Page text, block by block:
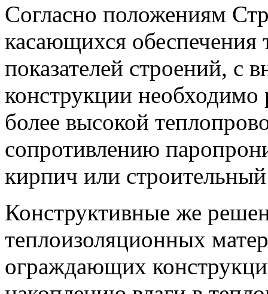
Согласно положениям
касающихся
показателей строений, с
конструкции необходимо
более высокой
сопротивлению
кирпич или
Конструктивные же
теплоизоляционных
ограждающих